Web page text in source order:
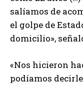
salíamos de
el golpe de
domicilio»,
«Nos hicieron
podíamos